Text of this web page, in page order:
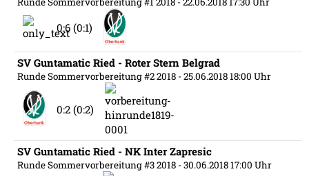
0:6 (0:1)
SV Guntamatic Ried - Roter Stern Belgrad
Runde Sommervorbereitung #2 2018 - 25.06.2018 18:00 Uhr
0:2 (0:2)
SV Guntamatic Ried - NK Inter Zapresic
Runde Sommervorbereitung #3 2018 - 30.06.2018 17:00 Uhr